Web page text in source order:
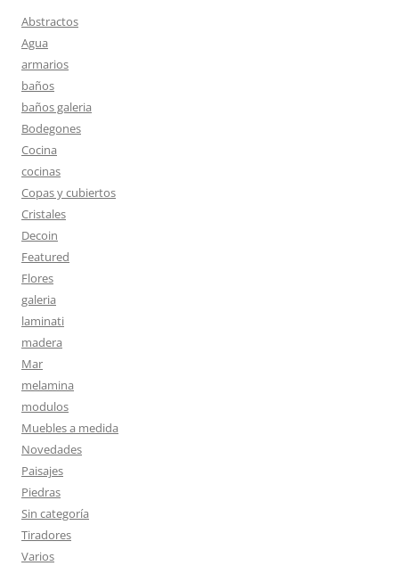
Abstractos
Agua
armarios
baños
baños galeria
Bodegones
Cocina
cocinas
Copas y cubiertos
Cristales
Decoin
Featured
Flores
galeria
laminati
madera
Mar
melamina
modulos
Muebles a medida
Novedades
Paisajes
Piedras
Sin categoría
Tiradores
Varios